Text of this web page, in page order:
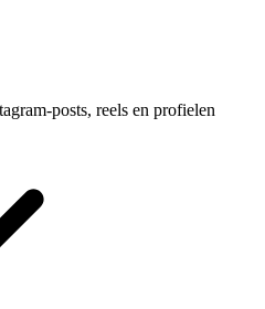
posts, reels en profielen